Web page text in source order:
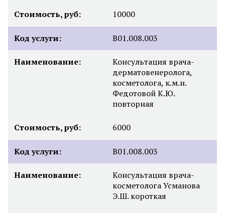
Стоимость, руб: 10000
Код услуги: B01.008.003
Наименование:
Консультация врача-
дерматовенеролога,
косметолога, к.м.н.
Федотовой К.Ю.
повторная
Стоимость, руб: 6000
Код услуги: B01.008.003
Наименование:
Консультация врача-
косметолога Усманова
Э.Ш. короткая